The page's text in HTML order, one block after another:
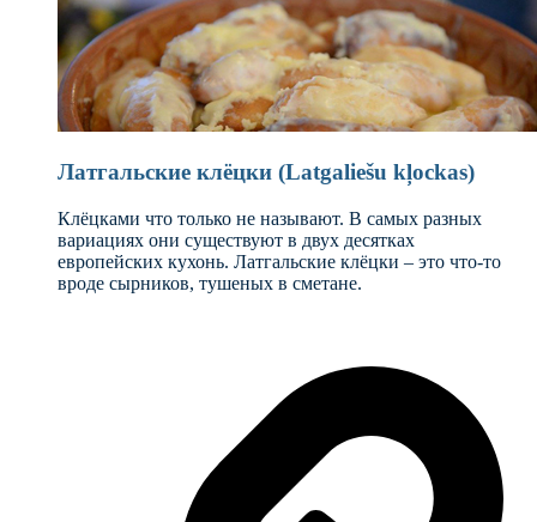
Латгальские клёцки (Latgaliešu kļockas)
Клёцками что только не называют. В самых разных
вариациях они существуют в двух десятках
европейских кухонь. Латгальские клёцки – это что-то
вроде сырников, тушеных в сметане.